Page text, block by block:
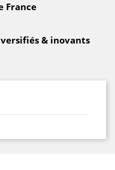
France
& inovants